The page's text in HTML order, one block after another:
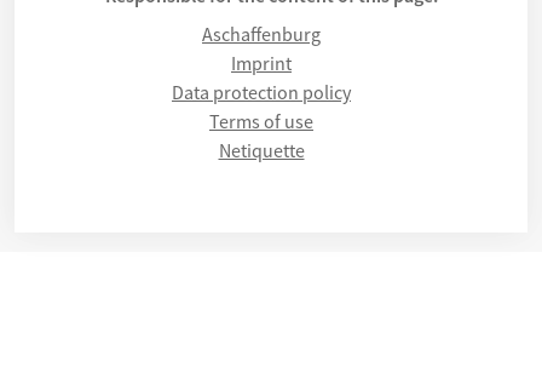
Aschaffenburg
Imprint
Data protection policy
Terms of use
Netiquette